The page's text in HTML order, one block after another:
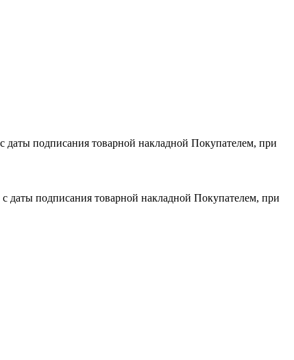
даты подписания товарной накладной Покупателем, при
даты подписания товарной накладной Покупателем, при